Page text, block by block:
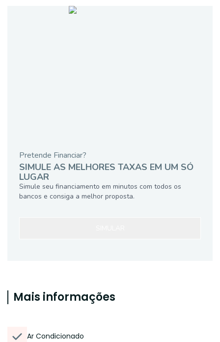
Pretende Financiar?
SIMULE AS MELHORES TAXAS EM UM SÓ
LUGAR
Simule seu financiamento em minutos com todos os
bancos e consiga a melhor proposta.
Mais informações
Ar Condicionado